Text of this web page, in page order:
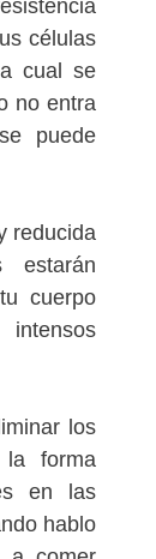
células
cual se
no entra
puede
reducida
estarán
cuerpo
los
la forma
en las
hablo